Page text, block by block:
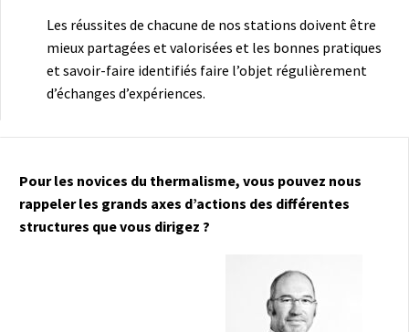
Les réussites de chacune de nos stations doivent être
mieux partagées et valorisées et les bonnes pratiques
et savoir-faire identifiés faire l’objet régulièrement
d’échanges d’expériences.
Pour les novices du thermalisme, vous pouvez nous
rappeler les grands axes d’actions des différentes
structures que vous dirigez ?